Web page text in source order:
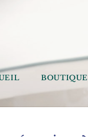
BOUTIQUE